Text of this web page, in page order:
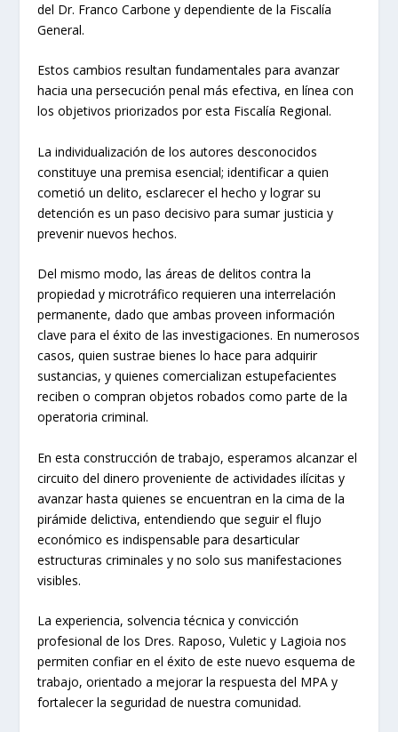
del Dr. Franco Carbone y dependiente de la Fiscalía
General.
Estos cambios resultan fundamentales para avanzar
hacia una persecución penal más efectiva, en línea con
los objetivos priorizados por esta Fiscalía Regional.
La individualización de los autores desconocidos
constituye una premisa esencial; identificar a quien
cometió un delito, esclarecer el hecho y lograr su
detención es un paso decisivo para sumar justicia y
prevenir nuevos hechos.
Del mismo modo, las áreas de delitos contra la
propiedad y microtráfico requieren una interrelación
permanente, dado que ambas proveen información
clave para el éxito de las investigaciones. En numerosos
casos, quien sustrae bienes lo hace para adquirir
sustancias, y quienes comercializan estupefacientes
reciben o compran objetos robados como parte de la
operatoria criminal.
En esta construcción de trabajo, esperamos alcanzar el
circuito del dinero proveniente de actividades ilícitas y
avanzar hasta quienes se encuentran en la cima de la
pirámide delictiva, entendiendo que seguir el flujo
económico es indispensable para desarticular
estructuras criminales y no solo sus manifestaciones
visibles.
La experiencia, solvencia técnica y convicción
profesional de los Dres. Raposo, Vuletic y Lagioia nos
permiten confiar en el éxito de este nuevo esquema de
trabajo, orientado a mejorar la respuesta del MPA y
fortalecer la seguridad de nuestra comunidad.